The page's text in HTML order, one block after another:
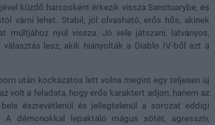
küzdő harcosként érkezik vissza Sanctuarybe, és
várni lehet. Stabil, jól olvasható, erős hős, akinek
múltjához nyúl vissza. Jó vele játszani, látványos,
lesz, akik hiányolták a Diablo IV-ből ezt a
után kockázatos lett volna megint egy teljesen új
volt a feladata, hogy erős karaktert adjon, hanem az
észrevétlenül és jellegtelenül a sorozat eddigi
démonokkal lepaktáló mágus sötét, agresszív,